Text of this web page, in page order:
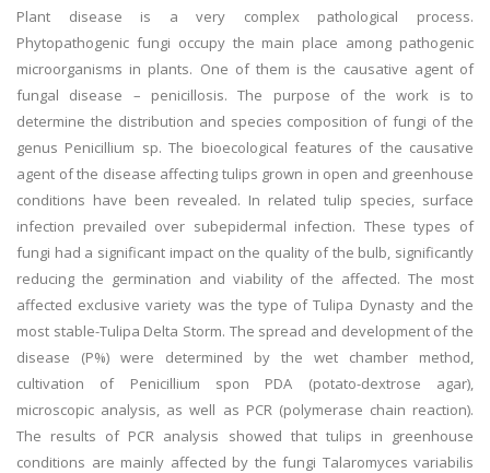
Plant disease is a very complex pathological process.
Phytopathogenic fungi occupy the main place among pathogenic
microorganisms in plants. One of them is the causative agent of
fungal disease – penicillosis. The purpose of the work is to
determine the distribution and species composition of fungi of the
genus Penicillium sp. The bioecological features of the causative
agent of the disease affecting tulips grown in open and greenhouse
conditions have been revealed. In related tulip species, surface
infection prevailed over subepidermal infection. These types of
fungi had a significant impact on the quality of the bulb, significantly
reducing the germination and viability of the affected. The most
affected exclusive variety was the type of Tulipa Dynasty and the
most stable-Tulipa Delta Storm. The spread and development of the
disease (P%) were determined by the wet chamber method,
cultivation of Penicillium spon PDA (potato-dextrose agar),
microscopic analysis, as well as PCR (polymerase chain reaction).
The results of PCR analysis showed that tulips in greenhouse
conditions are mainly affected by the fungi Talaromyces variabilis